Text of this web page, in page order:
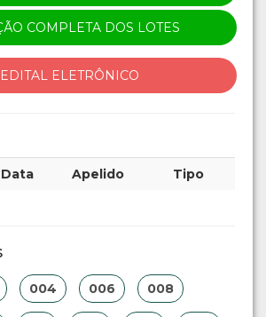
COMPLETA DOS LOTES
EDITAL ELETRÔNICO
Data Apelido Tipo
004 006 008